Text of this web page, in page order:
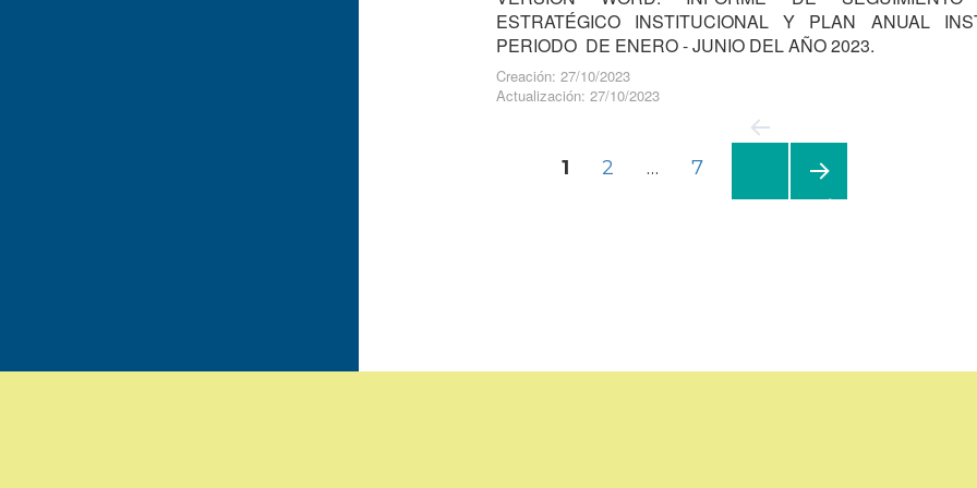
ESTRATÉGICO INSTITUCIONAL Y PLAN ANUAL
PERIODO DE ENERO - JUNIO DEL AÑO 2023.
Creación: 27/10/2023
Actualización: 27/10/2023
Navegación
PÁGINA
1 PÁGINA
2 … PÁGINA
7